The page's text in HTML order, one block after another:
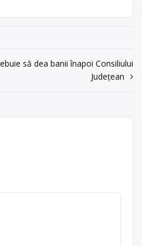
să dea banii înapoi Consiliului
Judeţean